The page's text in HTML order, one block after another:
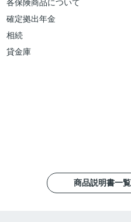
各保険商品について
確定拠出年金
相続
貸金庫
商品説明書一覧